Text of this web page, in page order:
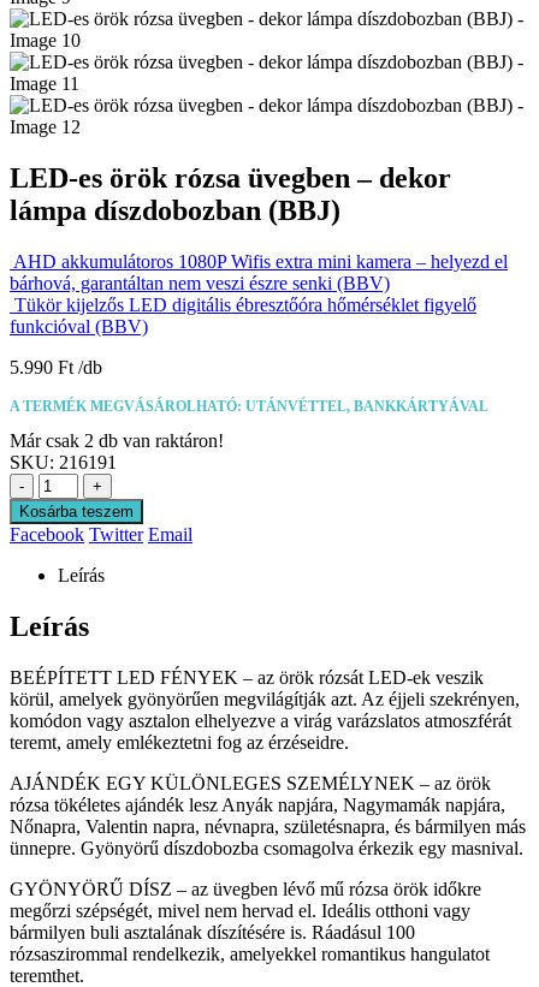
LED-es örök rózsa üvegben – dekor
lámpa díszdobozban (BBJ)
AHD akkumulátoros 1080P Wifis extra mini kamera – helyezd el
bárhová, garantáltan nem veszi észre senki (BBV)
Tükör kijelzős LED digitális ébresztőóra hőmérséklet figyelő
funkcióval (BBV)
5.990 Ft
A TERMÉK MEGVÁSÁROLHATÓ: UTÁNVÉTTEL, BANKKÁRTYÁVAL
Már csak 2 db van raktáron!
SKU: 216191
-
+
Kosárba teszem
Facebook Twitter Email
Leírás
Leírás
BEÉPÍTETT LED FÉNYEK – az örök rózsát LED-ek veszik
körül, amelyek gyönyörűen megvilágítják azt. Az éjjeli szekrényen,
komódon vagy asztalon elhelyezve a virág varázslatos atmoszférát
teremt, amely emlékeztetni fog az érzéseidre.
AJÁNDÉK EGY KÜLÖNLEGES SZEMÉLYNEK – az örök
rózsa tökéletes ajándék lesz Anyák napjára, Nagymamák napjára,
Nőnapra, Valentin napra, névnapra, születésnapra, és bármilyen más
ünnepre. Gyönyörű díszdobozba csomagolva érkezik egy masnival.
GYÖNYÖRŰ DÍSZ – az üvegben lévő mű rózsa örök időkre
megőrzi szépségét, mivel nem hervad el. Ideális otthoni vagy
bármilyen buli asztalának díszítésére is. Ráadásul 100
rózsaszirommal rendelkezik, amelyekkel romantikus hangulatot
teremthet.